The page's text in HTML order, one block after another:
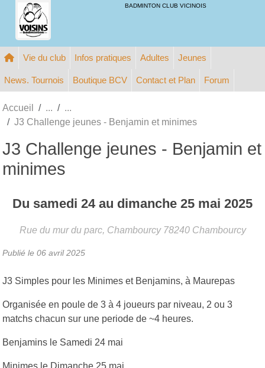
BADMINTON CLUB VICINOIS
Vie du club Infos pratiques Adultes Jeunes
News. Tournois Boutique BCV Contact et Plan Forum
Accueil
J3 Challenge jeunes - Benjamin et minimes
J3 Challenge jeunes - Benjamin et
minimes
Du samedi 24au dimanche 25 mai 2025
Rue du mur du parc, Chambourcy 78240 Chambourcy
Publié le 06 avril 2025
J3 Simples pour les Minimes et Benjamins, à Maurepas
Organisée en poule de 3 à 4 joueurs par niveau, 2 ou 3
matchs chacun sur une periode de ~4 heures.
Benjamins le Samedi 24 mai
Minimes le Dimanche 25 mai
Panneau de gestion des cookies